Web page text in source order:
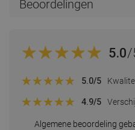
Beoordelingen
5.0/
Algemene beoordeling
5.0/5
4.9/5